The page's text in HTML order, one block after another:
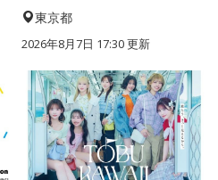
東京都
2026年8月7日 17:30更新